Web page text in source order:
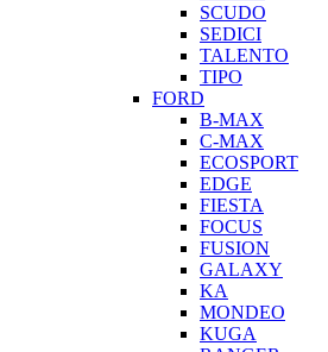
SCUDO
SEDICI
TALENTO
TIPO
FORD
B-MAX
C-MAX
ECOSPORT
EDGE
FIESTA
FOCUS
FUSION
GALAXY
KA
MONDEO
KUGA